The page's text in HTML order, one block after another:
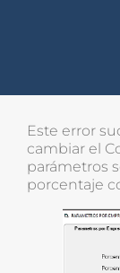
Este error
cambiar el
parámetros
porcentaje